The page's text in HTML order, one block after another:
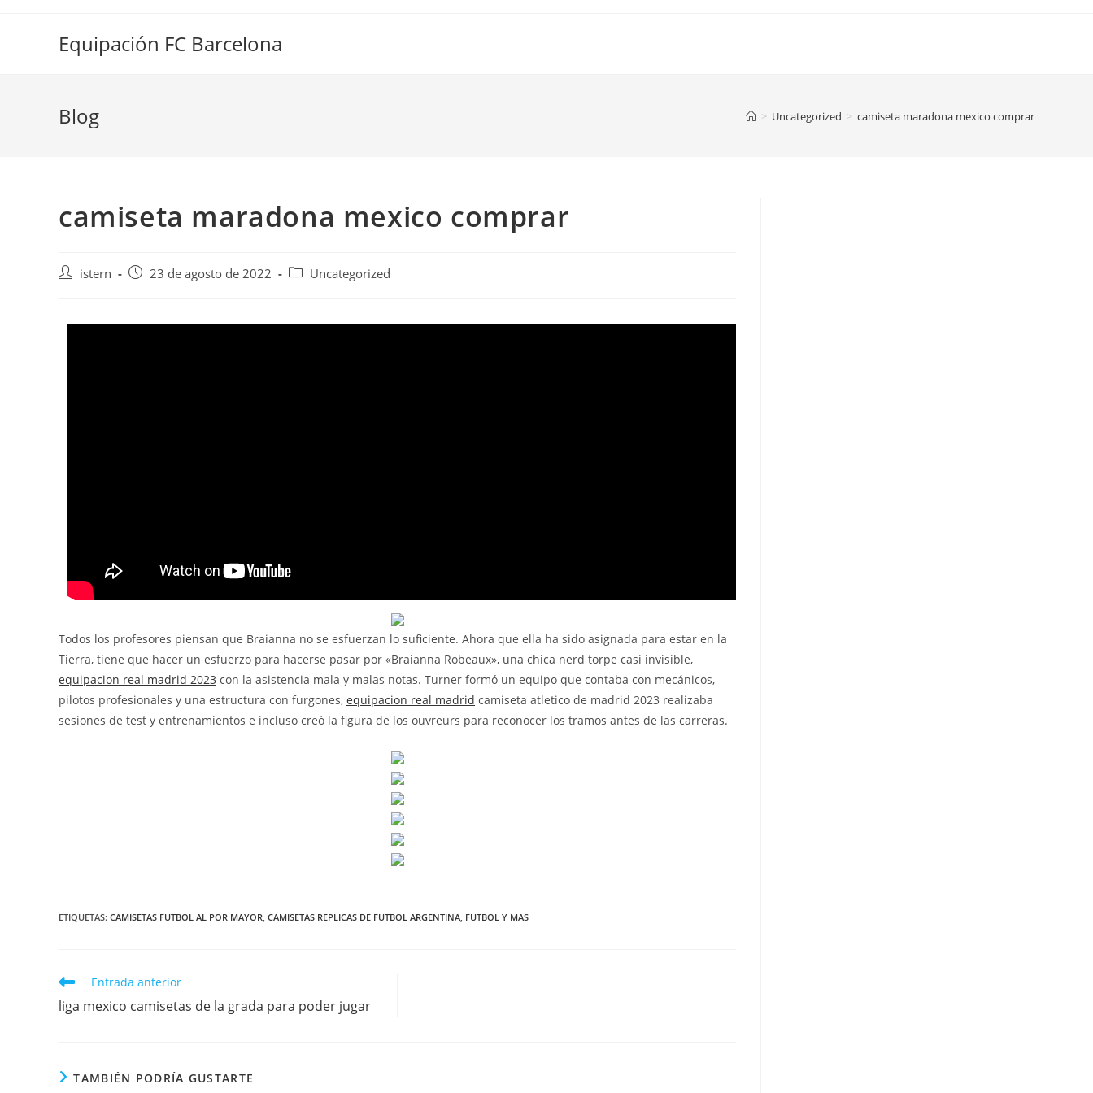
Equipación FC Barcelona
Blog > Uncategorized > camiseta maradona mexico comprar
camiseta maradona mexico comprar
Autor
entrada:
istern
Publicación
entrada:
23 de agosto de 2022
Categoría
entrada:
Uncategorized
Todos los profesores piensan que Braianna no se esfuerzan lo suficiente. Ahora que ella ha sido asignada para estar en la
Tierra, tiene que hacer un esfuerzo para hacerse pasar por «Braianna Robeaux», una chica nerd torpe casi invisible,
equipacion real madrid 2023 con la asistencia mala y malas notas. Turner formó un equipo que contaba con mecánicos,
pilotos profesionales y una estructura con furgones, equipacion real madrid camiseta atletico de madrid 2023 realizaba
sesiones de test y entrenamientos e incluso creó la figura de los ouvreurs para reconocer los tramos antes de las carreras.
ETIQUETAS: CAMISETAS FUTBOL AL POR MAYOR, CAMISETAS REPLICAS DE FUTBOL ARGENTINA, FUTBOL Y MAS
Leer
más
artículos
Entrada anterior
liga mexico camisetas de la grada para poder jugar
TAMBIÉN PODRÍA GUSTARTE